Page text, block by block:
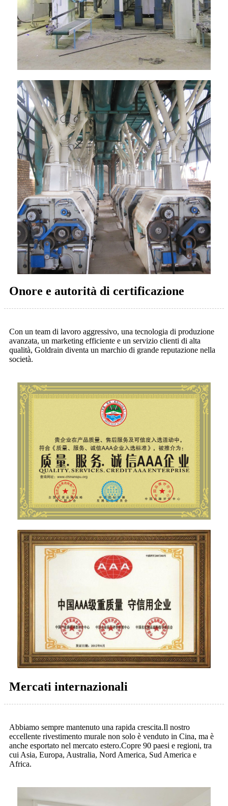
Onore e autorità di certificazione
Con un team di lavoro aggressivo, una tecnologia di produzione
avanzata, un marketing efficiente e un servizio clienti di alta
qualità, Goldrain diventa un marchio di grande reputazione nella
società.
Mercati internazionali
Abbiamo sempre mantenuto una rapida crescita.Il nostro
eccellente rivestimento murale non solo è venduto in Cina, ma è
anche esportato nel mercato estero.Copre 90 paesi e regioni, tra
cui Asia, Europa, Australia, Nord America, Sud America e
Africa.